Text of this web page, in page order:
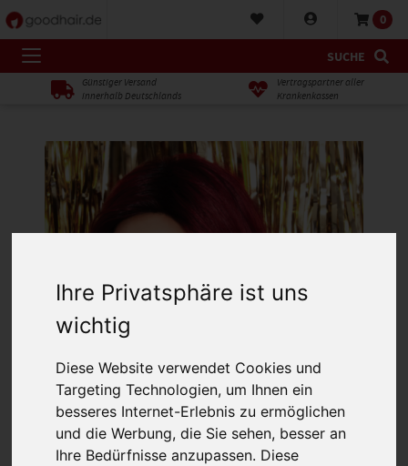
Ihre Privatsphäre ist uns
wichtig
Diese Website verwendet Cookies und
Targeting Technologien, um Ihnen ein
besseres Internet-Erlebnis zu ermöglichen
und die Werbung, die Sie sehen, besser an
Ihre Bedürfnisse anzupassen. Diese
0
SUCHE
Günstiger Versand
innerhalb Deutschlands
Vertragspartner aller
Krankenkassen